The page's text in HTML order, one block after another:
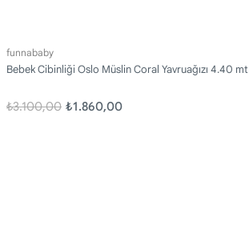
funnababy
Bebek Cibinliği Oslo Müslin Coral Yavruağızı 4.40 mt
₺1.860,00
₺3.100,00